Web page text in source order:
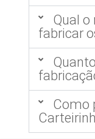
Qual
fabricar
Como